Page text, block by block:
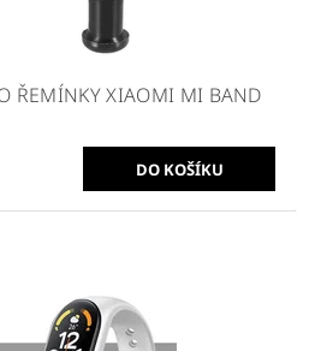
ŘEMÍNKY XIAOMI MI BAND